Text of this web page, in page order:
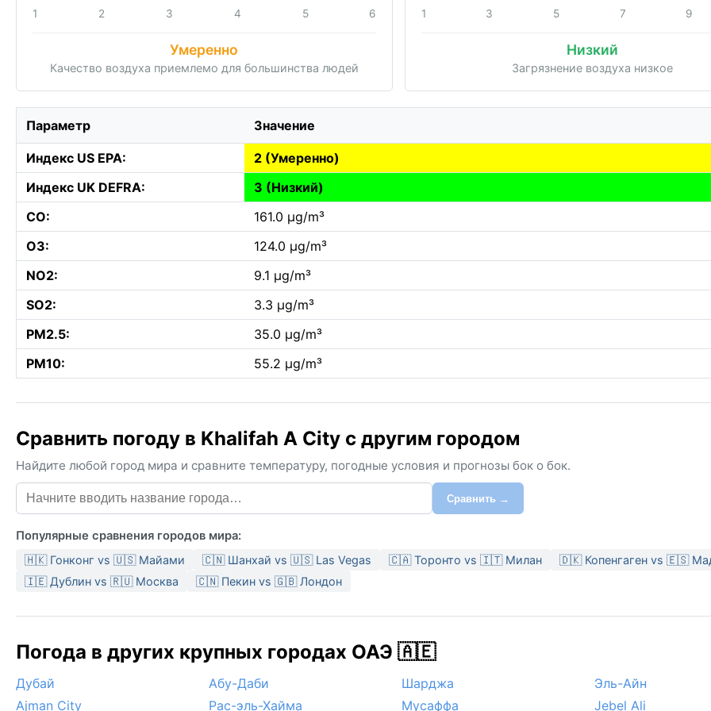
1 2 3 4 5 6
Умеренно
Качество воздуха приемлемо для большинства людей
1 3 5 7 9
Низкий
Загрязнение воздуха низкое
Параметр Значение
Индекс US EPA:
2 (Умеренно)
Индекс UK DEFRA:
3 (Низкий)
CO:
161.0 µg/m³
O3:
124.0 µg/m³
NO2:
9.1 µg/m³
SO2:
3.3 µg/m³
PM2.5:
35.0 µg/m³
PM10:
55.2 µg/m³
Сравнить погоду в Khalifah A City с другим городом
Найдите любой город мира и сравните температуру, погодные условия и прогнозы бок о бок.
Сравнить →
Популярные сравнения городов мира:
🇭🇰 Гонконг vs 🇺🇸 Майами 🇨🇳 Шанхай vs 🇺🇸 Las Vegas 🇨🇦 Торонто vs 🇮🇹 Милан
🇩🇰 Копенгаген vs 🇪🇸
🇮🇪 Дублин vs 🇷🇺 Москва
🇨🇳 Пекин vs 🇬🇧 Лондон
Погода в других крупных городах ОАЭ 🇦🇪
Дубай Абу-Даби Шарджа
Эль-Айн
Ajman City
Рас-эль-Хайма Мусаффа Jebel Ali